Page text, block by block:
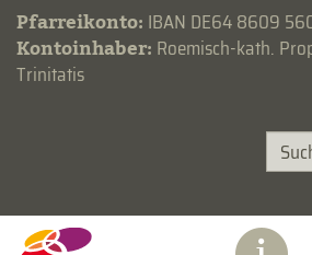
Pfarreikonto: IBAN DE64 8609
Kontoinhaber: Roemisch-kath.
Trinitatis